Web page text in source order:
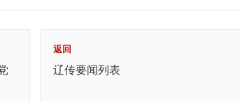
返回
辽传要闻列表